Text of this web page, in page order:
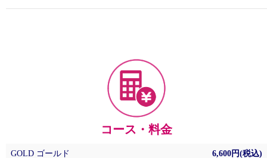
コース・料金
GOLD ゴールド 6,600円(税込)